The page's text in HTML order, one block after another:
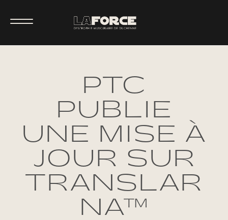
PTC
PUBLIE
UNE MISE À
JOUR SUR
TRANSLAR
NA™